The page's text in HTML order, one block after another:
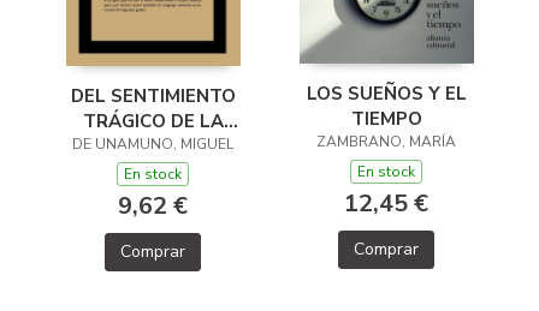
DEL SENTIMIENTO
TRÁGICO DE LA
VIDA
DE UNAMUNO, MIGUEL
En stock
9,62 €
Comprar
LOS SUEÑOS Y EL
TIEMPO
ZAMBRANO, MARÍA
En stock
12,45 €
Comprar